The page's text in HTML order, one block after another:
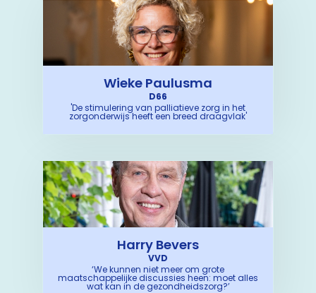
Wieke Paulusma
D66
'De stimulering van palliatieve zorg in het
zorgonderwijs heeft een breed draagvlak'
Harry Bevers
VVD
‘We kunnen niet meer om grote
maatschappelijke discussies heen: moet alles
wat kan in de gezondheidszorg?’